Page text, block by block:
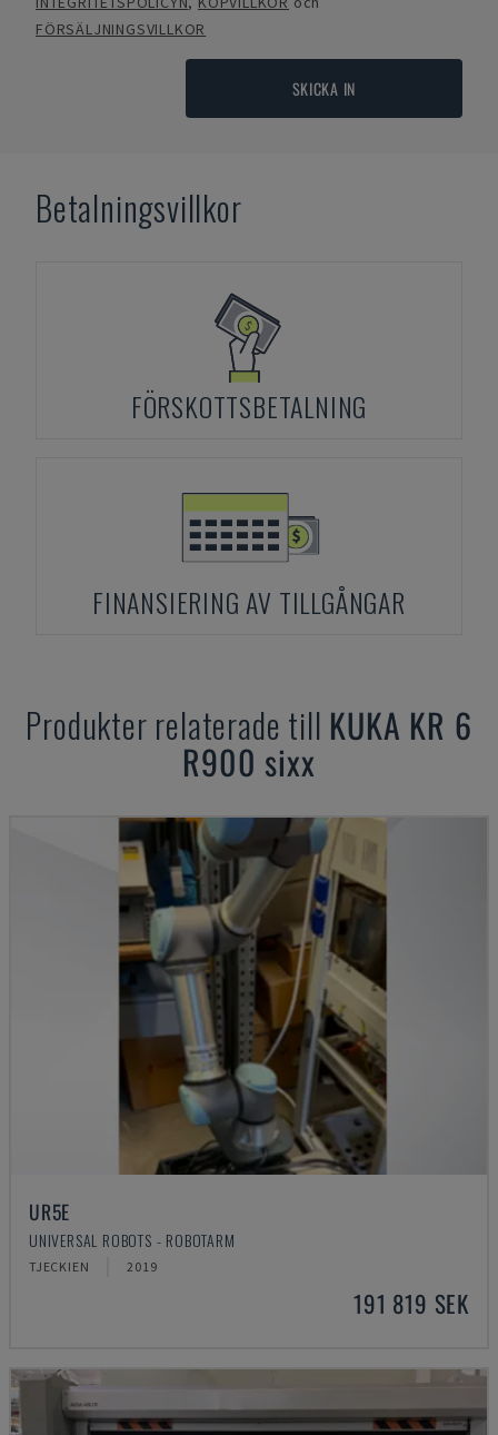
FÖRSÄLJNINGSVILLKOR
SKICKA IN
Betalningsvillkor
FÖRSKOTTSBETALNING
FINANSIERING AV TILLGÅNGAR
Produkter relaterade till KUKA KR 6
R900 sixx
UR5E
UNIVERSAL ROBOTS - ROBOTARM
TJECKIEN 2019
191 819 SEK